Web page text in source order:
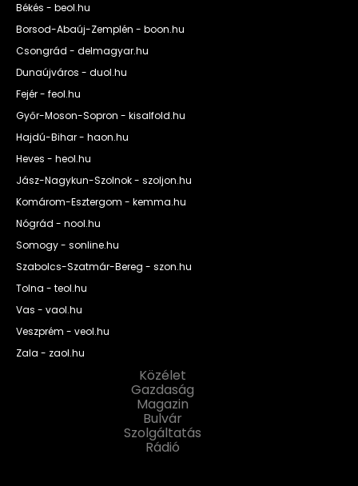
Békés - beol.hu
Borsod-Abaúj-Zemplén - boon.hu
Csongrád - delmagyar.hu
Dunaújváros - duol.hu
Fejér - feol.hu
Győr-Moson-Sopron - kisalfold.hu
Hajdú-Bihar - haon.hu
Heves - heol.hu
Jász-Nagykun-Szolnok - szoljon.hu
Komárom-Esztergom - kemma.hu
Nógrád - nool.hu
Somogy - sonline.hu
Szabolcs-Szatmár-Bereg - szon.hu
Tolna - teol.hu
Vas - vaol.hu
Veszprém - veol.hu
Zala - zaol.hu
Közélet
Gazdaság
Magazin
Bulvár
Szolgáltatás
Rádió